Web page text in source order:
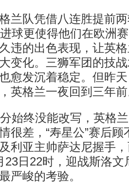
队凭借八连胜提前两
球更使得他们在欧洲
违的出色表现，让英
变化。三狮军团的技
愈发沉着稳定。但昨
英格兰一夜回到三年
终没能改写，英格兰
很差，“寿星公”赛后
利亚主帅萨达尼握手
23日22时，迎战斯洛
严峻的考验。